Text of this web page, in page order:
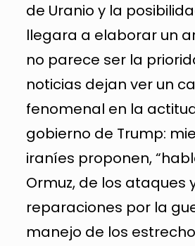
de Uranio y la
llegara a elaborar un
no parece ser la
noticias dejan ver un
fenomenal en la
gobierno de Trump:
iraníes proponen,
Ormuz, de los ataques
reparaciones por la
manejo de los